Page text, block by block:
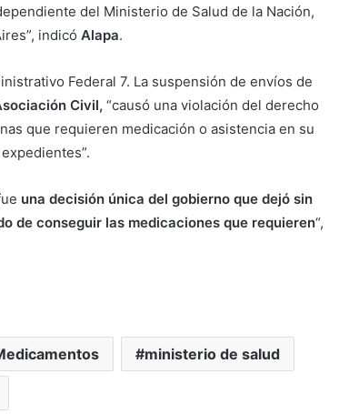
del Ministerio de Salud de la Nación,
indicó Alapa.
Federal 7. La suspensión de envíos de
Civil, “causó una violación del derecho
que requieren medicación o asistencia en su
una decisión única del gobierno que dejó sin
de conseguir las medicaciones que requieren“,
ministerio de salud